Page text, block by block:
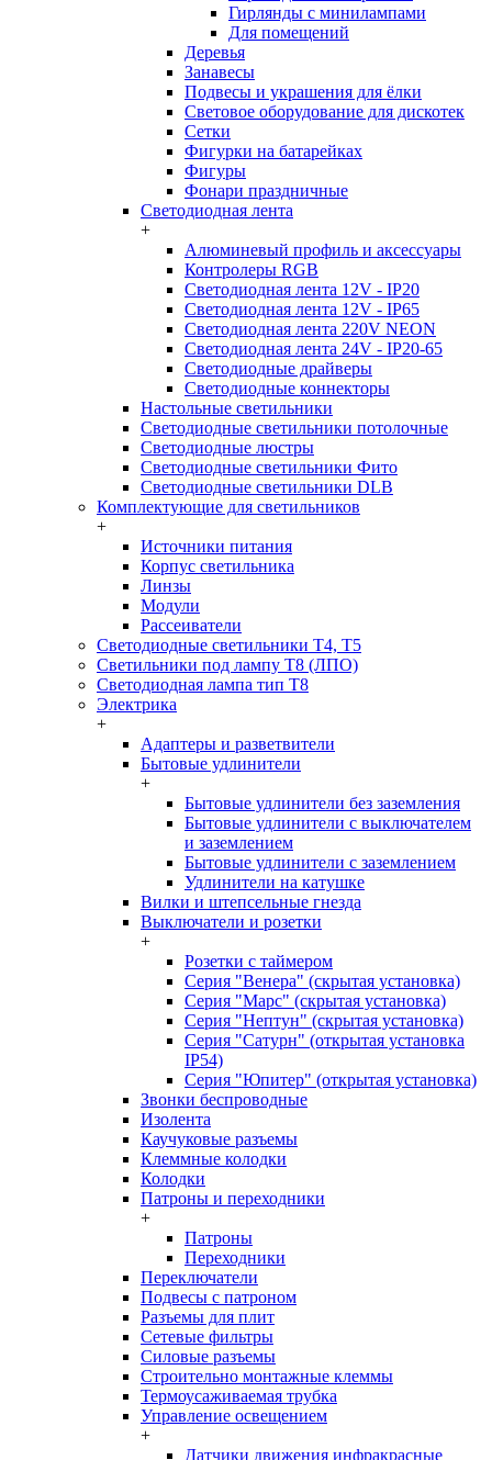
Гирлянды с минилампами
Для помещений
Деревья
Занавесы
Подвесы и украшения для ёлки
Световое оборудование для дискотек
Сетки
Фигурки на батарейках
Фигуры
Фонари праздничные
Светодиодная лента
+
Алюминевый профиль и аксессуары
Контролеры RGB
Светодиодная лента 12V - IP20
Светодиодная лента 12V - IP65
Светодиодная лента 220V NEON
Светодиодная лента 24V - IP20-65
Светодиодные драйверы
Светодиодные коннекторы
Настольные светильники
Светодиодные светильники потолочные
Светодиодные люстры
Светодиодные светильники Фито
Светодиодные светильники DLB
Комплектующие для светильников
+
Источники питания
Корпус светильника
Линзы
Модули
Рассеиватели
Светодиодные светильники T4, T5
Светильники под лампу Т8 (ЛПО)
Светодиодная лампа тип T8
Электрика
+
Адаптеры и разветвители
Бытовые удлинители
+
Бытовые удлинители без заземления
Бытовые удлинители с выключателем
и заземлением
Бытовые удлинители с заземлением
Удлинители на катушке
Вилки и штепсельные гнезда
Выключатели и розетки
+
Розетки с таймером
Серия "Венера" (скрытая установка)
Серия "Марс" (скрытая установка)
Серия "Нептун" (скрытая установка)
Серия "Сатурн" (открытая установка
IP54)
Серия "Юпитер" (открытая установка)
Звонки беспроводные
Изолента
Каучуковые разъемы
Клеммные колодки
Колодки
Патроны и переходники
+
Патроны
Переходники
Переключатели
Подвесы с патроном
Разъемы для плит
Сетевые фильтры
Силовые разъемы
Строительно монтажные клеммы
Термоусаживаемая трубка
Управление освещением
+
Датчики движения инфракрасные